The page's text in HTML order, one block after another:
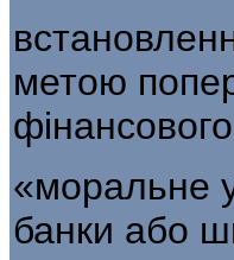
метою
«моральне
банки або